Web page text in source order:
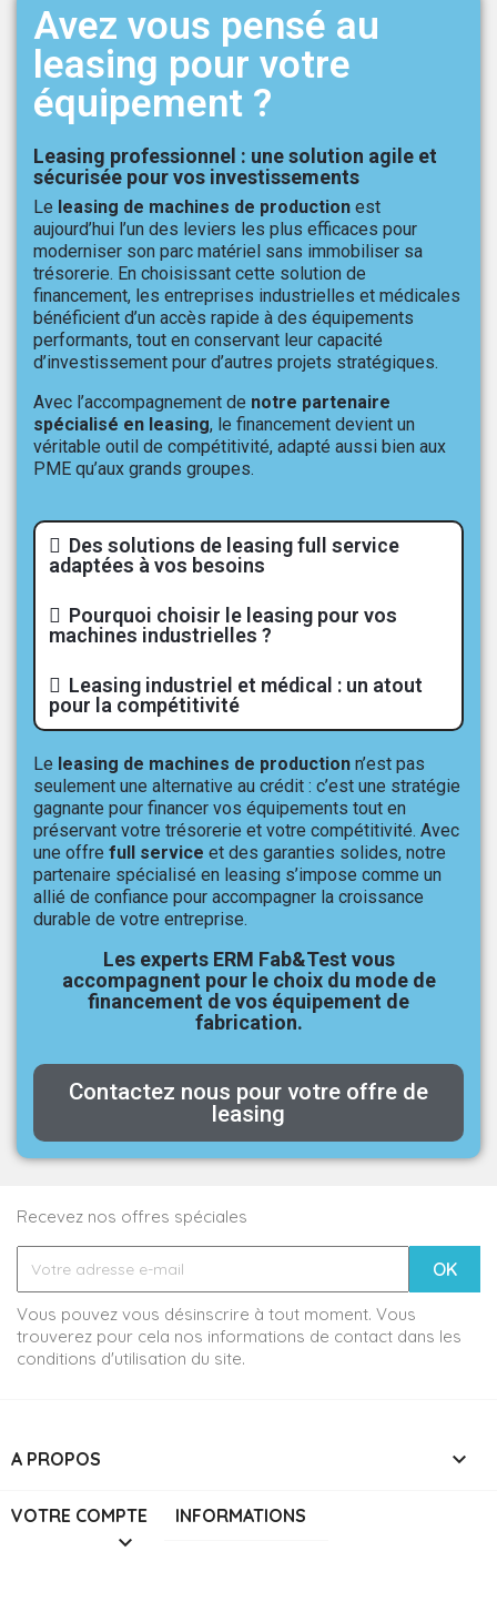
Avez vous pensé au
leasing pour votre
équipement ?
Leasing professionnel : une solution agile et
sécurisée pour vos investissements
Le leasing de machines de production est
aujourd’hui l’un des leviers les plus efficaces pour
moderniser son parc matériel sans immobiliser sa
trésorerie. En choisissant cette solution de
financement, les entreprises industrielles et médicales
bénéficient d’un accès rapide à des équipements
performants, tout en conservant leur capacité
d’investissement pour d’autres projets stratégiques.
Avec l’accompagnement de notre partenaire
spécialisé en leasing, le financement devient un
véritable outil de compétitivité, adapté aussi bien aux
PME qu’aux grands groupes.
Des solutions de leasing full service
adaptées à vos besoins
Pourquoi choisir le leasing pour vos
machines industrielles ?
Leasing industriel et médical : un atout
pour la compétitivité
Le leasing de machines de production n’est pas
seulement une alternative au crédit : c’est une stratégie
gagnante pour financer vos équipements tout en
préservant votre trésorerie et votre compétitivité. Avec
une offre full service et des garanties solides, notre
partenaire spécialisé en leasing s’impose comme un
allié de confiance pour accompagner la croissance
durable de votre entreprise.
Les experts ERM Fab&Test vous
accompagnent pour le choix du mode de
financement de vos équipement de
fabrication.
Contactez nous pour votre offre de
leasing
Recevez nos offres spéciales
Vous pouvez vous désinscrire à tout moment. Vous
trouverez pour cela nos informations de contact dans les
conditions d'utilisation du site.
A PROPOS 
VOTRE COMPTE

INFORMATIONS